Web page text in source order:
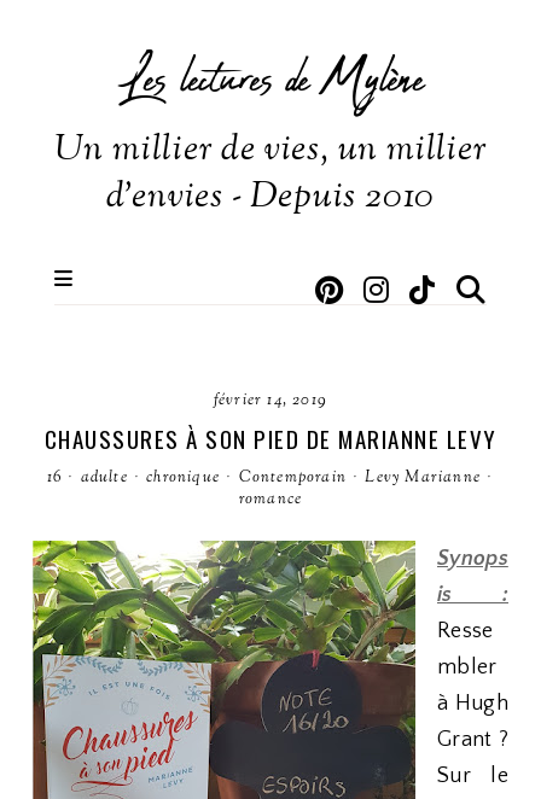
Les lectures de Mylène
Un millier de vies, un millier
d'envies - Depuis 2010
février 14, 2019
CHAUSSURES À SON PIED DE MARIANNE LEVY
16 · adulte · chronique · Contemporain · Levy Marianne ·
romance
Synops
is :
Resse
mbler
à Hugh
Grant ?
Sur le